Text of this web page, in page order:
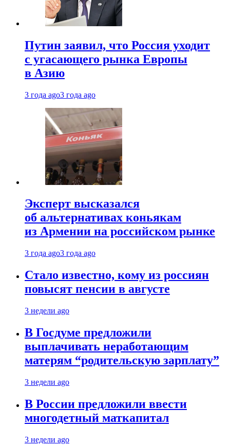
Путин заявил, что Россия уходит
с угасающего рынка Европы
в Азию
3 года ago3 года ago
Эксперт высказался
об альтернативах коньякам
из Армении на российском рынке
3 года ago3 года ago
Стало известно, кому из россиян
повысят пенсии в августе
3 недели ago
В Госдуме предложили
выплачивать неработающим
матерям “родительскую зарплату”
3 недели ago
В России предложили ввести
многодетный маткапитал
3 недели ago